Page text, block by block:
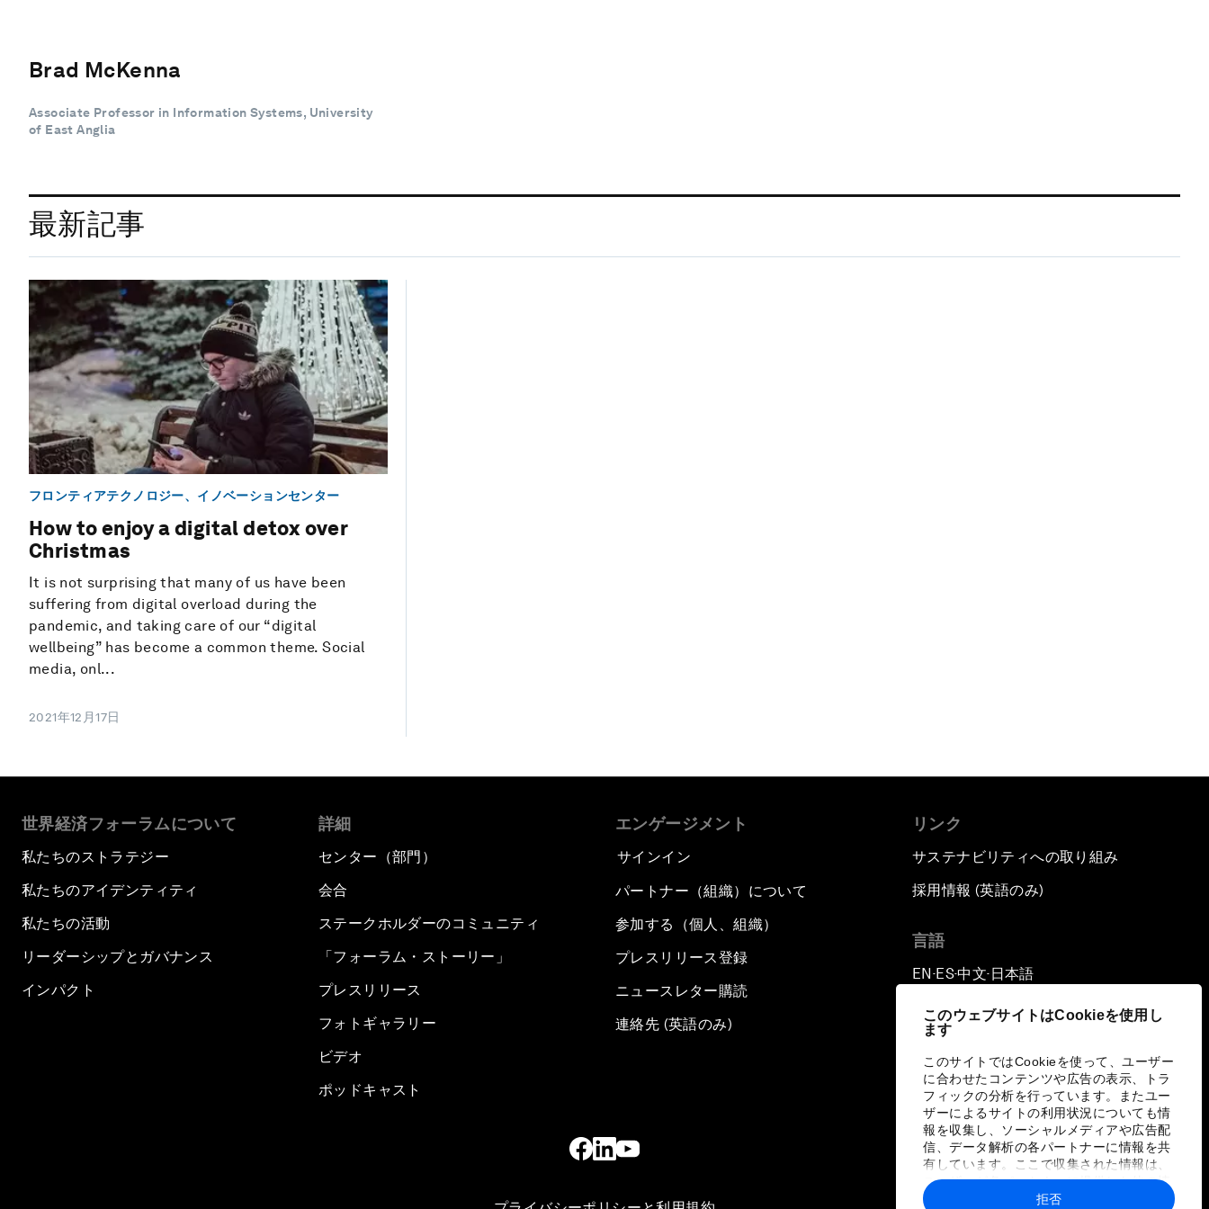
このウェブサイトはCookieを使用し
ます
このサイトではCookieを使って、ユーザー
に合わせたコンテンツや広告の表示、トラ
フィックの分析を行っています。またユー
ザーによるサイトの利用状況についても情
報を収集し、ソーシャルメディアや広告配
信、データ解析の各パートナーに情報を共
有しています。ここで収集された情報は、
ユーザーが各パートナーに提供した他の情
報や各パートナーのサービスを使用した際
拒否
Brad McKenna
Associate Professor in Information Systems, University
of East Anglia
最新記事
フロンティアテクノロジー、イノベーションセンター
How to enjoy a digital detox over
Christmas
It is not surprising that many of us have been
suffering from digital overload during the
pandemic, and taking care of our “digital
wellbeing” has become a common theme. Social
media, onl...
2021年12月17日
世界経済フォーラムについて
私たちのストラテジー
私たちのアイデンティティ
私たちの活動
リーダーシップとガバナンス
インパクト
詳細
センター（部門）
会合
ステークホルダーのコミュニティ
「フォーラム・ストーリー」
プレスリリース
フォトギャラリー
ビデオ
ポッドキャスト
エンゲージメント
サインイン
パートナー（組織）について
参加する（個人、組織）
プレスリリース登録
ニュースレター購読
連絡先 (英語のみ)
リンク
サステナビリティへの取り組み
採用情報 (英語のみ)
言語
EN ▪ ES▪中文▪ 日本語